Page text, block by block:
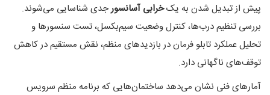
پیش از تبدیل شدن به یکخرابی آسانسورجدی شناسایی می‌شوند.
بررسی تنظیم درب‌ها، کنترل وضعیت سیم‌بکسل، تست سنسورها و
تحلیل عملکرد تابلو فرمان در بازدیدهای منظم، نقش مستقیم در کاهش
توقف‌های ناگهانی دارد.
آمارهای فنی نشان می‌دهد ساختمان‌هایی که برنامه منظم سرویس